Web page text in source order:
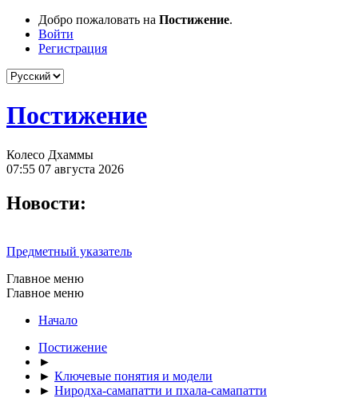
Добро пожаловать на Постижение.
Войти
Регистрация
Постижение
Колесо Дхаммы
07:55 07 августа 2026
Новости:
Предметный указатель
Главное меню
Главное меню
Начало
Постижение
►
► Ключевые понятия и модели
► Ниродха-самапатти и пхала-самапатти